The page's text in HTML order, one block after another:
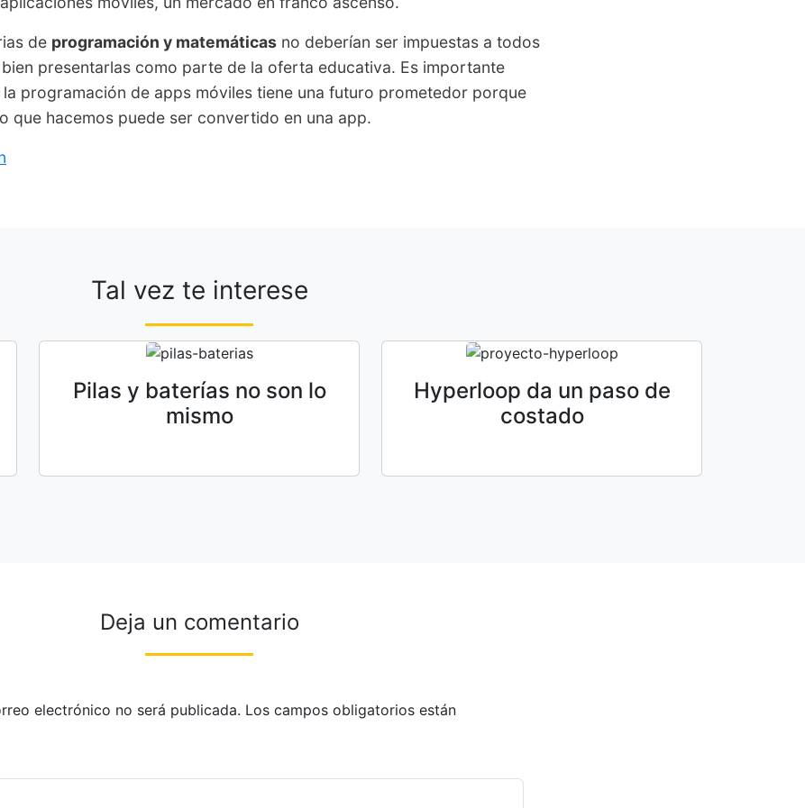
de programación y matemáticas no deberían ser impuestas a todos
presentarlas como parte de la oferta educativa. Es importante
programación de apps móviles tiene una futuro prometedor porque
que hacemos puede ser convertido en una app.
Tal vez te interese
Pilas y baterías no son lo
mismo
Hyperloop da un paso de
costado
Deja un comentario
electrónico no será publicada. Los campos obligatorios están